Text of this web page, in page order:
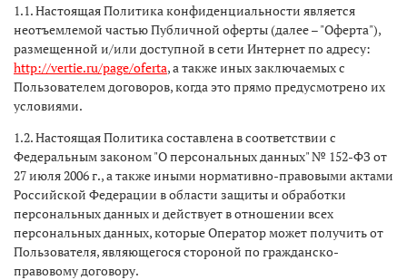
1.1. Настоящая Политика конфиденциальности является
неотъемлемой частью Публичной оферты (далее – "Оферта"),
размещенной и/или доступной в сети Интернет по адресу:
http://vertie.ru/page/oferta, а также иных заключаемых с
Пользователем договоров, когда это прямо предусмотрено их
условиями.
1.2. Настоящая Политика составлена в соответствии с
Федеральным законом "О персональных данных" № 152-ФЗ от
27 июля 2006 г., а также иными нормативно-правовыми актами
Российской Федерации в области защиты и обработки
персональных данных и действует в отношении всех
персональных данных, которые Оператор может получить от
Пользователя, являющегося стороной по гражданско-
правовому договору.